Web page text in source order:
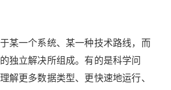
某一个系统、某一种技术路线，而
独立解决所组成。有的是科学问
解更多数据类型、更快速地运行、